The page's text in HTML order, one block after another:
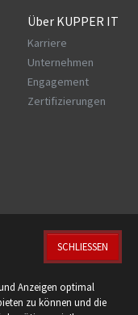
Über KUPPER IT
Karriere
Unternehmen
Engagement
Zertifizierungen
SCHLIESSEN
Anzeigen optimal
zu können und die